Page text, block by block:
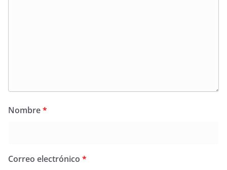
Nombre*
Correo electrónico *